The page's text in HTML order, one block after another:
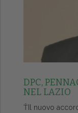
DPC,
NEL LAZIO
ŤIl nuovo